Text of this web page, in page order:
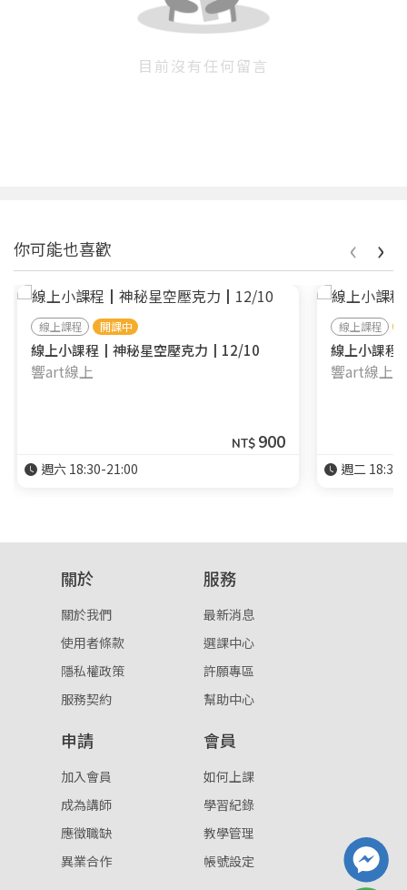
目前沒有任何留言
你可能也喜歡
線上課程 開課中
線上小課程┃神秘星空壓克力┃12/10
響art線上
NT$ 900
週六 18:30-21:00
線上課程
線上小課
響art線上
週二
‹ ›
關於
關於我們
使用者條款
隱私權政策
服務契約
服務
最新消息
選課中心
許願專區
幫助中心
申請
加入會員
成為講師
應徵職缺
異業合作
會員
如何上課
學習紀錄
教學管理
帳號設定